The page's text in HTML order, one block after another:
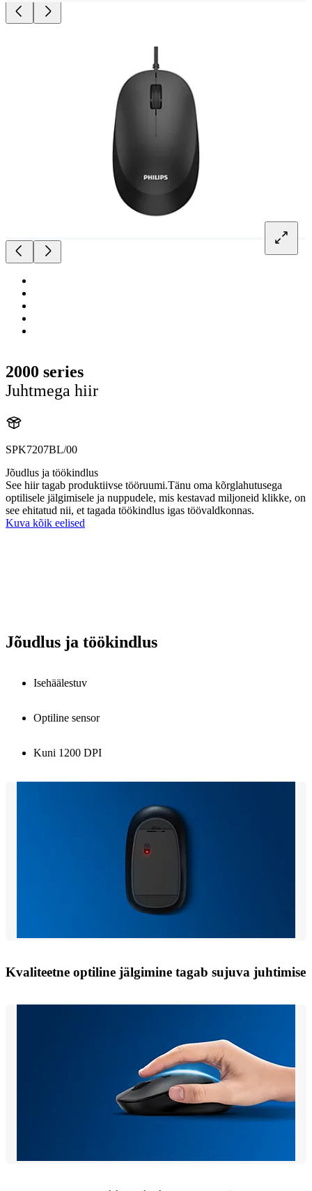
2000 series
Juhtmega hiir
SPK7207BL/00
Jõudlus ja töökindlus
See hiir tagab produktiivse tööruumi.Tänu oma kõrglahutusega
optilisele jälgimisele ja nuppudele, mis kestavad miljoneid klikke, on
see ehitatud nii, et tagada töökindlus igas töövaldkonnas.
Kuva kõik eelised
Jõudlus ja töökindlus
Isehäälestuv
Optiline sensor
Kuni 1200 DPI
Kvaliteetne optiline jälgimine tagab sujuva juhtimise